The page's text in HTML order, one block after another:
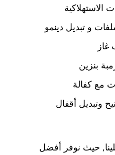
الاستهلاكية
و تبديل دينمو
غاز
بنزين
مع كفالة
وتبديل أقفال
حيث نوفر أفضل